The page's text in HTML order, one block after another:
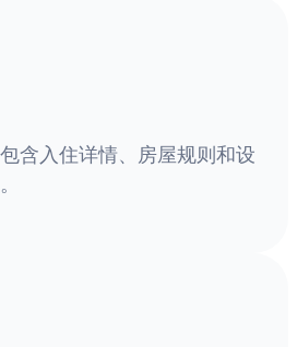
含入住详情、房屋规则和设